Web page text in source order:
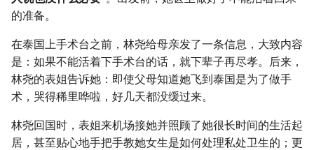
的准备。
在泰国上手术台之前，林尧给母亲发了一条信息，大致内容
是：如果不能活着下手术台的话，就下辈子再尽孝。后来，
林尧的表姐告诉她：即使父母知道她飞到泰国是为了做手
术，哭得稀里哗啦，好几天都没缓过来。
林尧回国时，表姐来机场接她并照顾了她很长时间的生活起
居，甚至贴心地手把手教她女生是如何处理私处卫生的；更